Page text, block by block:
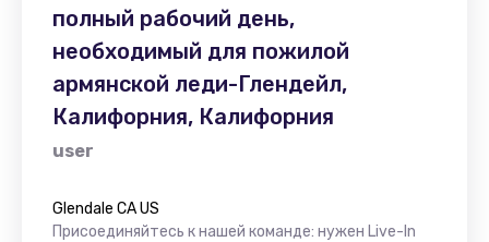
полный рабочий день,
необходимый для пожилой
армянской леди-Глендейл,
Калифорния, Калифорния
user
Glendale CA US
Присоединяйтесь к нашей команде: нужен Live-In